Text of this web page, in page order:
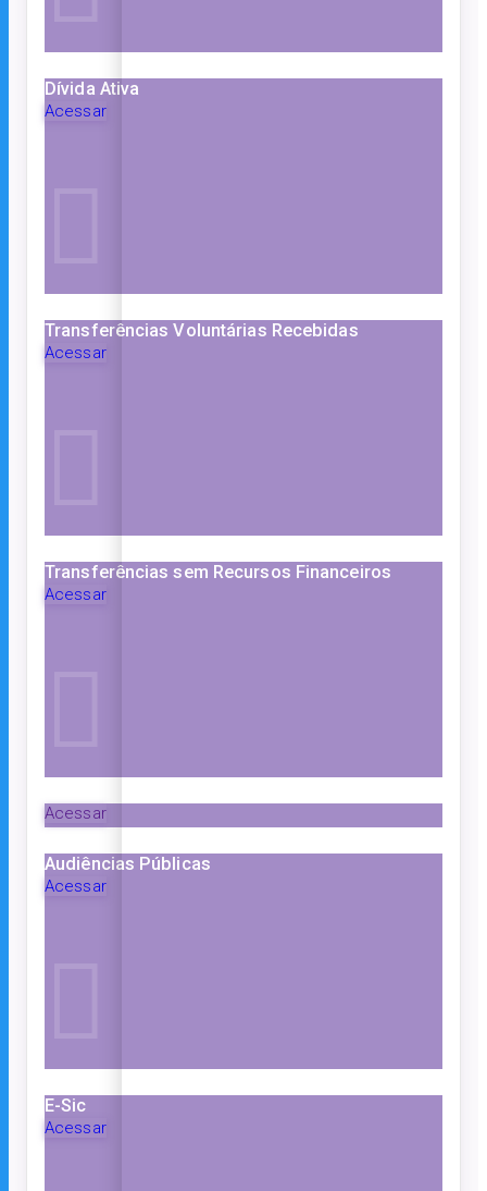
Dívida Ativa
Acessar
Transferências Voluntárias Recebidas
Acessar
Transferências sem Recursos Financeiros
Acessar
Acessar
Audiências Públicas
Acessar
E-Sic
Acessar